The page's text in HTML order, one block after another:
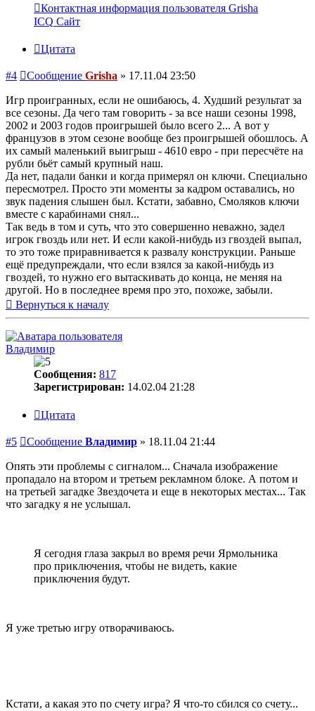
Контактная информация пользователя Grisha
ICQ Сайт
Цитата
#4 Сообщение Grisha » 17.11.04 23:50
Игр проигранных, если не ошибаюсь, 4. Худший результат за
все сезоны. Да чего там говорить - за все наши сезоны 1998,
2002 и 2003 годов проигрышей было всего 2... А вот у
французов в этом сезоне вообще без проигрышей обошлось. А
их самый маленький выигрыш - 4610 евро - при пересчёте на
рубли бьёт самый крупный наш.
Да нет, падали банки и когда примерял он ключи. Специально
пересмотрел. Просто эти моменты за кадром оставались, но
звук падения слышен был. Кстати, забавно, Смоляков ключи
вместе с карабинами снял...
Так ведь в том и суть, что это совершенно неважно, задел
игрок гвоздь или нет. И если какой-нибудь из гвоздей выпал,
то это тоже приравнивается к развалу конструкции. Раньше
ещё предупреждали, что если взялся за какой-нибудь из
гвоздей, то нужно его вытаскивать до конца, не меняя на
другой. Но в последнее время про это, похоже, забыли.
Вернуться к началу
Владимир
Сообщения: 817
Зарегистрирован: 14.02.04 21:28
Цитата
#5 Сообщение Владимир » 18.11.04 21:44
Опять эти проблемы с сигналом... Сначала изображение
пропадало на втором и третьем рекламном блоке. А потом и
на третьей загадке Звездочета и еще в некоторых местах... Так
что загадку я не услышал.
Я сегодня глаза закрыл во время речи Ярмольника
про приключения, чтобы не видеть, какие
приключения будут.
Я уже третью игру отворачиваюсь.
Кстати, а какая это по счету игра? Я что-то сбился со счету...